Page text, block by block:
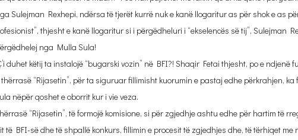
Sulejman Rexhepi, ndërsa të tjerët kurrë nuk e kanë llogaritur as për shok e as
thjesht e kanë llogaritur si i përgëdheluri i “ekselencës së tij”, Sulejman
nga Mulla Sula!
duhet këtij ta instalojë “bugarski vozin” në BFI?! Shaqir Fetai thjesht, po e ndjenë
“Rijasetin”, për ta siguruar fillimisht kuorumin e pastaj edhe përkrahjen,
nëpër qoshet e oborrit kur i vie veza.
“Rijasetin”, të formojë komisione, si për zgjedhje ashtu edhe për hartim të
të BFI-së dhe të shpallë konkurs, fillimin e procesit të zgjedhjes dhe, të tërhiqet me